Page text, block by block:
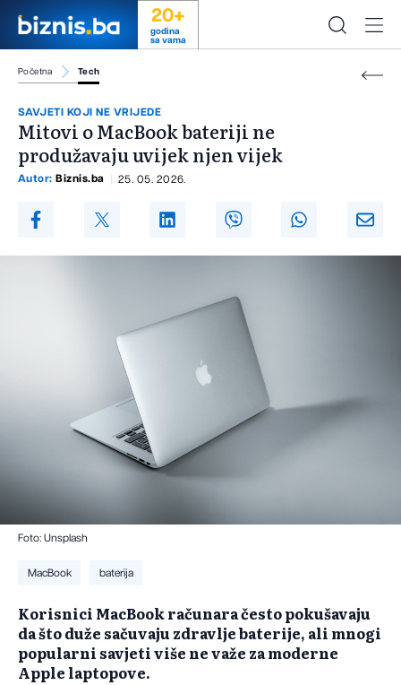
20+
godina
sa vama
Početna Tech
SAVJETI KOJI NE VRIJEDE
Mitovi o MacBook bateriji ne
produžavaju uvijek njen vijek
Autor: Biznis.ba 25. 05. 2026.
Foto: Unsplash
MacBook baterija
Korisnici MacBook računara često pokušavaju
da što duže sačuvaju zdravlje baterije, ali mnogi
popularni savjeti više ne važe za moderne
Apple laptopove.